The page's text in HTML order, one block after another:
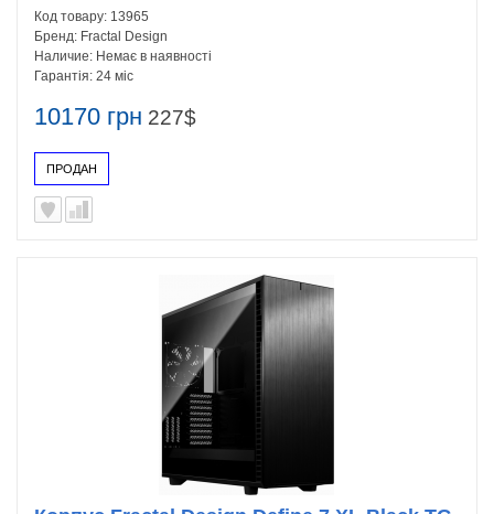
10170 грн 227$
ПРОДАН
Код товару: 13965
Бренд: Fractal Design
Наличие: Немає в наявності
Гарантія: 24 міс